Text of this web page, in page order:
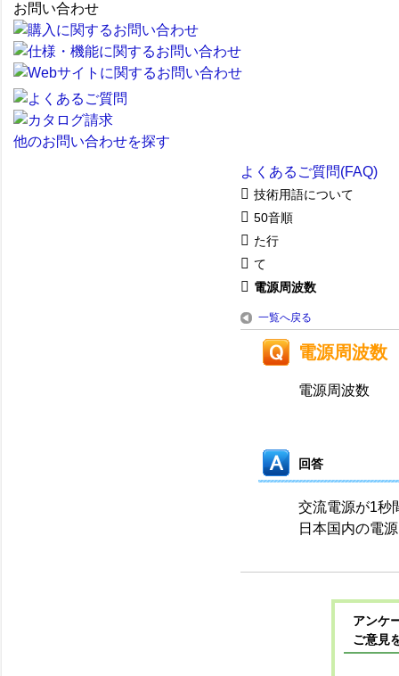
お問い合わせ
他のお問い合わせを探す
よくあるご質問(FAQ)
技術用語について
50音順
た行
て
電源周波数
一覧へ戻る
電源周波数
電源周波数
回答
交流電源が1秒
日本国内の電
アンケ
ご意見